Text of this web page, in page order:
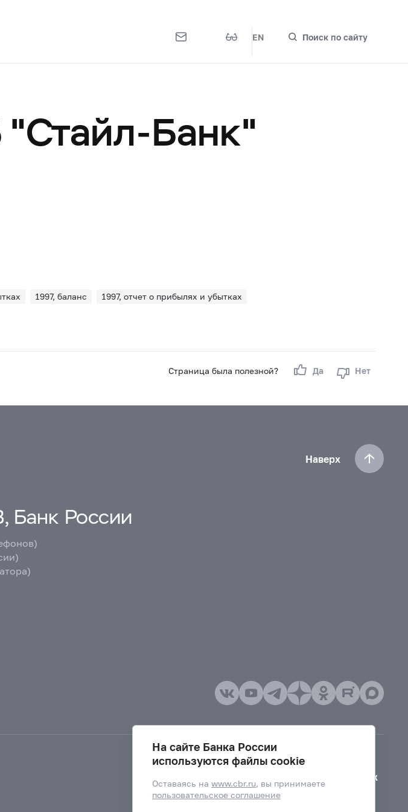
EN Поиск по сайту
Банк"
1997, баланс 1997, отчет о прибылях и убытках
Страница была полезной? Да Нет
Наверх
Банк России
Версия для слабовидящих
На сайте Банка России
используются файлы cookie
Оставаясь наwww.cbr.ru, вы принимаете
пользовательское соглашение